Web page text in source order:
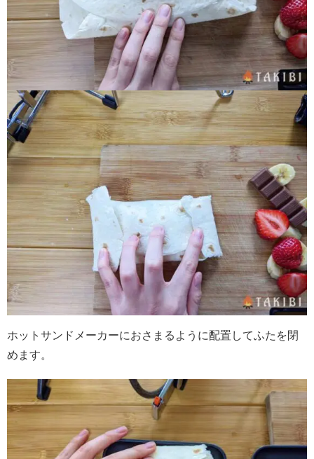
ホットサンドメーカーにおさまるように配置してふたを閉
めます。